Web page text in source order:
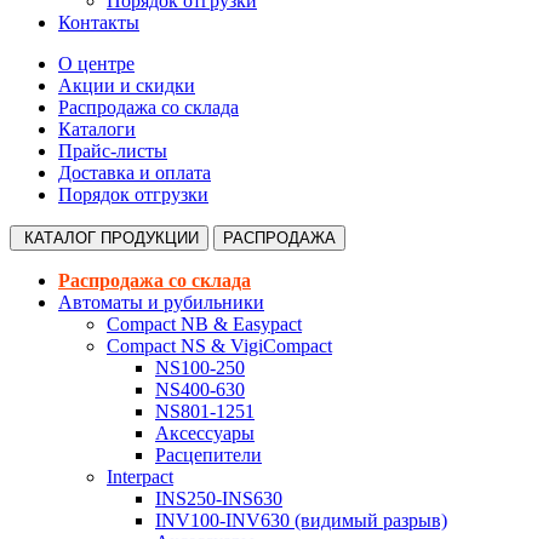
Контакты
О центре
Акции и скидки
Распродажа со склада
Каталоги
Прайс-листы
Доставка и оплата
Порядок отгрузки
КАТАЛОГ ПРОДУКЦИИ РАСПРОДАЖА
Распродажа со склада
Автоматы и рубильники
Compact NB & Easypact
Compact NS & VigiCompact
NS100-250
NS400-630
NS801-1251
Аксессуары
Расцепители
Interpact
INS250-INS630
INV100-INV630 (видимый разрыв)